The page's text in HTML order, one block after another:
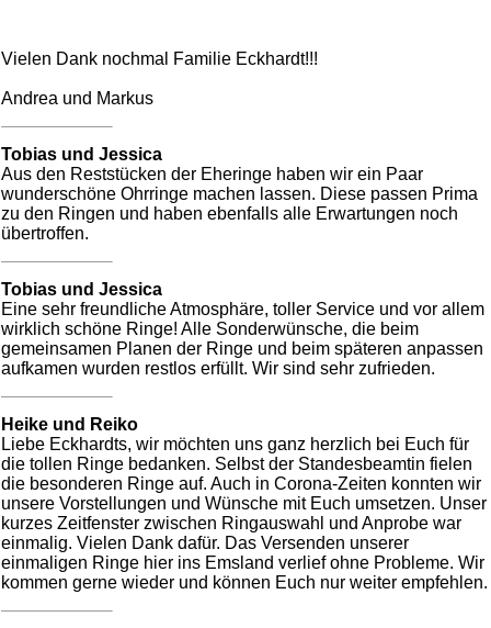
Vielen Dank nochmal Familie Eckhardt!!!
Andrea und Markus
Tobias und Jessica
Aus den Reststücken der Eheringe haben wir ein Paar
wunderschöne Ohrringe machen lassen. Diese passen Prima
zu den Ringen und haben ebenfalls alle Erwartungen noch
übertroffen.
Tobias und Jessica
Eine sehr freundliche Atmosphäre, toller Service und vor allem
wirklich schöne Ringe! Alle Sonderwünsche, die beim
gemeinsamen Planen der Ringe und beim späteren anpassen
aufkamen wurden restlos erfüllt. Wir sind sehr zufrieden.
Heike und Reiko
Liebe Eckhardts, wir möchten uns ganz herzlich bei Euch für
die tollen Ringe bedanken. Selbst der Standesbeamtin fielen
die besonderen Ringe auf. Auch in Corona-Zeiten konnten wir
unsere Vorstellungen und Wünsche mit Euch umsetzen. Unser
kurzes Zeitfenster zwischen Ringauswahl und Anprobe war
einmalig. Vielen Dank dafür. Das Versenden unserer
einmaligen Ringe hier ins Emsland verlief ohne Probleme. Wir
kommen gerne wieder und können Euch nur weiter empfehlen.